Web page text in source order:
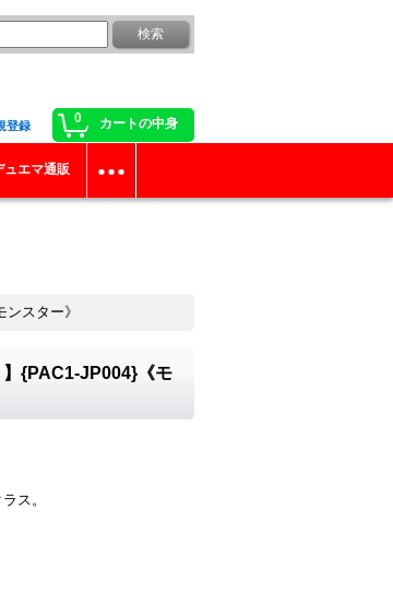
0 カートの中身
登録
ュエマ通販
スター》
】{PAC1-JP004}《モ
ス。